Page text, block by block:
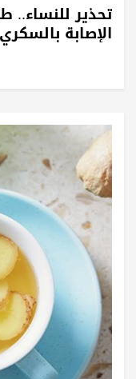
تحذير للنساء..
الإصابة بالسكري